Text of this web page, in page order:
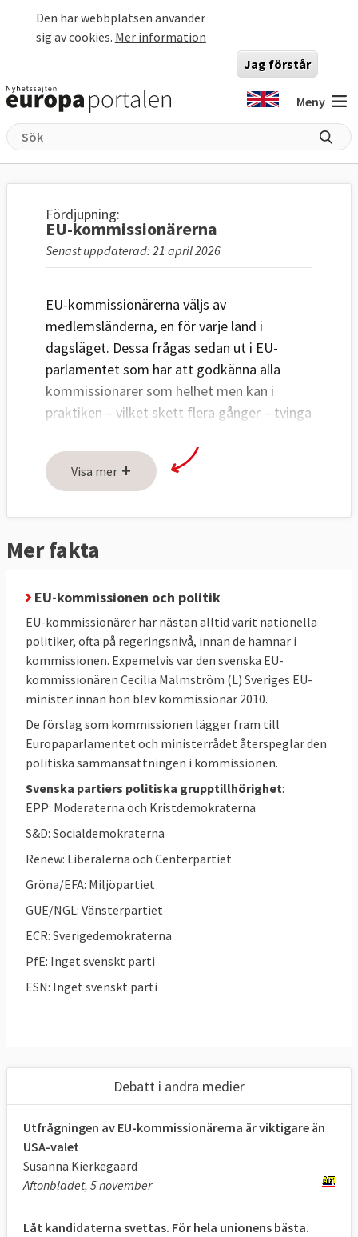
Den här webbplatsen använder
sig av cookies. Mer information
Jag förstår
Meny
Fördjupning:
EU-kommissionärerna
Senast uppdaterad: 21 april 2026
EU-kommissionärerna väljs av
medlemsländerna, en för varje land i
dagsläget. Dessa frågas sedan ut i EU-
parlamentet som har att godkänna alla
kommissionärer som helhet men kan i
praktiken – vilket skett flera gånger – tvinga
EU-kommissionärerna har ofta tidigare varit
ministrar i medlemsländerna eller EU-
EU-parlamentet kan inte avsätta enskilda
med kommissionen som helhet.
Visa mer +
Mer fakta
EU-kommissionen och politik
EU-kommissionärer har nästan alltid varit nationella
politiker, ofta på regeringsnivå, innan de hamnar i
kommissionen. Expemelvis var den svenska EU-
kommissionären Cecilia Malmström (L) Sveriges EU-
minister innan hon blev kommissionär 2010.
De förslag som kommissionen lägger fram till
Europaparlamentet och ministerrådet återspeglar den
politiska sammansättningen i kommissionen.
Svenska partiers politiska grupptillhörighet:
EPP: Moderaterna och Kristdemokraterna
S&D: Socialdemokraterna
Renew: Liberalerna och Centerpartiet
Gröna/EFA: Miljöpartiet
GUE/NGL: Vänsterpartiet
ECR: Sverigedemokraterna
PfE: Inget svenskt parti
ESN: Inget svenskt parti
Debatt i andra medier
Utfrågningen av EU-kommissionärerna är viktigare än
USA-valet
Susanna Kierkegaard
Aftonbladet, 5 november
Låt kandidaterna svettas. För hela unionens bästa.